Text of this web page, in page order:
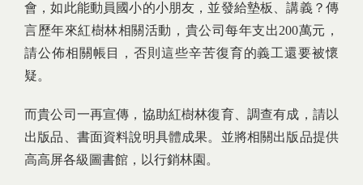
會，如此能動員國小的小朋友，並發給墊板、講義？傳
言歷年來紅樹林相關活動，貴公司每年支出200萬元，
請公佈相關帳目，否則這些辛苦復育的義工還要被懷
疑。
而貴公司一再宣傳，協助紅樹林復育、調查有成，請以
出版品、書面資料說明具體成果。並將相關出版品提供
高高屏各級圖書館，以行銷林園。